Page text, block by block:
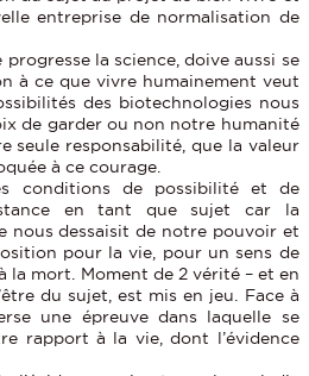
entreprise de normalisation de
progresse la science, doive aussi se
à ce que vivre humainement veut
des biotechnologies nous
de garder ou non notre humanité
seule responsabilité, que la valeur
à ce courage.
conditions de possibilité et de
en tant que sujet car la
nous dessaisit de notre pouvoir et
pour la vie, pour un sens de
la mort. Moment de 2 vérité – et en
du sujet, est mis en jeu. Face à
une épreuve dans laquelle se
rapport à la vie, dont l’évidence